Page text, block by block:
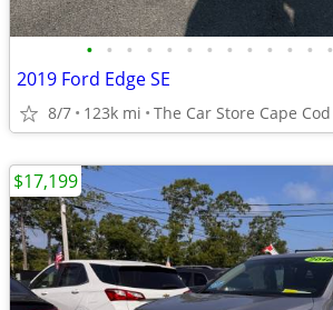
• • • • • • • • • • • • •
2019 Ford Edge SE
8/7 123k mi The Car Store Cape Cod
$17,199